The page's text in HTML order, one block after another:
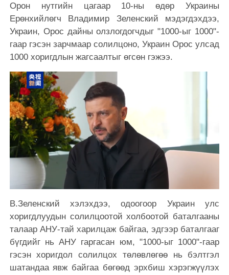
Орон нутгийн цагаар 10-ны өдөр Украины
Ерөнхийлөгч Владимир Зеленский мэдэгдэхдээ,
Украин, Орос дайны олзлогдогчдыг "1000-ыг 1000"-
гаар гэсэн зарчмаар солилцоно, Украин Орос улсад
1000 хоригдлын жагсаалтыг өгсөн гэжээ.
В.Зеленский хэлэхдээ, одоогоор Украин улс
хоригдлуудын солилцоотой холбоотой баталгааны
талаар АНУ-тай харилцаж байгаа, эдгээр баталгааг
бүгдийг нь АНУ гаргасан юм, "1000-ыг 1000"-гаар
гэсэн хоригдол солилцох төлөвлөгөө нь бэлтгэл
шатандаа явж байгаа бөгөөд эрхбиш хэрэгжүүлэх